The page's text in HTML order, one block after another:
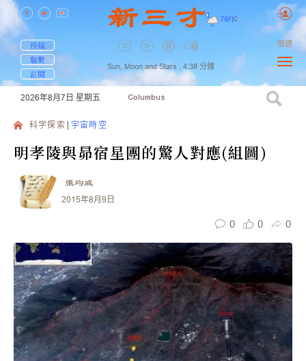
76F| C
投稿
聯繫
訂閱
Sun, Moon and Stars , 4:38 分鐘
簡體
2026年8月7日 星期五 Columbus
科学探索 宇宙時空
明孝陵與昴宿星團的驚人對應(組圖)
張均威
2015年8月9日
0 0 0